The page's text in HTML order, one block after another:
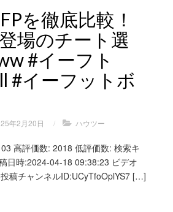
を徹底比較！
場のチート選
#イーフト
#イーフットボ
年2月20日 / ハウツー
高評価数: 2018 低評価数: 検索キ
日時:2024-04-18 09:38:23 ビデオ
稿チャンネルID:UCyTfoOplYS7 […]